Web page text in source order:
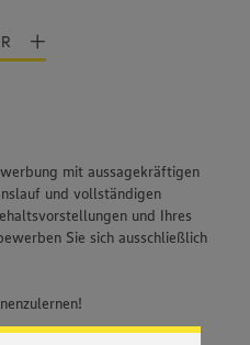
Technologien ein, um Ihnen
unserer Website zu
in die Nutzung von
ist freiwillig und kann
mit aussagekräftigen
und vollständigen
und Ihres
Sie sich ausschließlich